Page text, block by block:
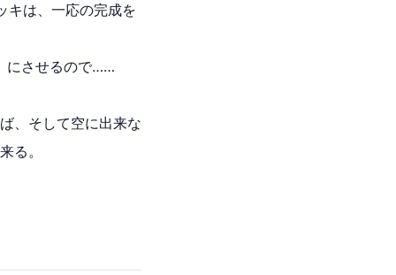
キは、一応の完成を
にさせるので……
、そして空に出来な
る。